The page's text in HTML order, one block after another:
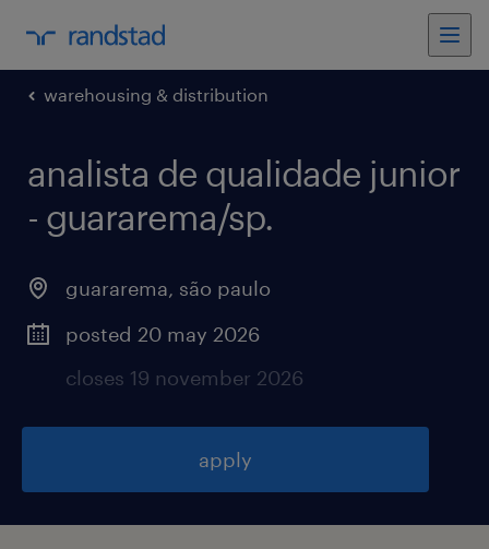
warehousing & distribution
analista de qualidade junior
- guararema/sp.
guararema, são paulo
posted 20 may 2026
closes 19 november 2026
apply